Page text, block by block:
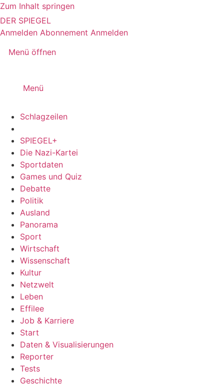
Zum Inhalt springen
DER SPIEGEL
Anmelden Abonnement Anmelden
Menü öffnen
Menü
Schlagzeilen
SPIEGEL+
Die Nazi-Kartei
Sportdaten
Games und Quiz
Debatte
Politik
Ausland
Panorama
Sport
Wirtschaft
Wissenschaft
Kultur
Netzwelt
Leben
Effilee
Job & Karriere
Start
Daten & Visualisierungen
Reporter
Tests
Geschichte